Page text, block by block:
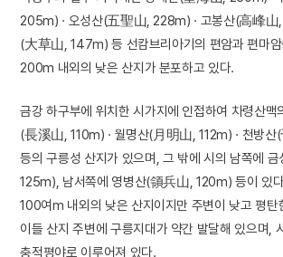
205m) · 오성산(五聖山, 228m) · 고봉산(高峰山
(大草山, 147m) 등 선캄브리아기의 편암과 편마암
200m 내외의 낮은 산지가 분포하고 있다.
금강 하구부에 위치한 시가지에 인접하여 차령산맥
(長溪山, 110m) · 월명산(月明山, 112m) · 천방
등의 구릉성 산지가 있으며, 그 밖에 시의 남쪽에
125m), 남서쪽에 영병산(領兵山, 120m) 등이 있
100여m 내외의 낮은 산지이지만 주변이 낮고 평탄
이들 산지 주변에 구릉지대가 약간 발달해 있으며,
충적평야로 이루어져 있다.